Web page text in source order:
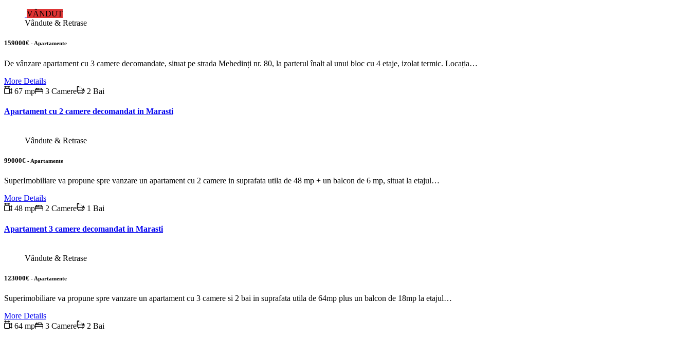
VÂNDUT
Vândute & Retrase
159000€ - Apartamente
De vânzare apartament cu 3 camere decomandate, situat pe strada Mehedinți nr. 80, la parterul înalt al unui bloc cu 4 etaje, izolat termic. Locația…
More Details
67 mp
3 Camere 2 Bai
Apartament cu 2 camere decomandat in Marasti
Vândute & Retrase
99000€ - Apartamente
SuperImobiliare va propune spre vanzare un apartament cu 2 camere in suprafata utila de 48 mp + un balcon de 6 mp, situat la etajul…
More Details
48 mp
2 Camere 1 Bai
Apartament 3 camere decomandat in Marasti
Vândute & Retrase
123000€ - Apartamente
Superimobiliare va propune spre vanzare un apartament cu 3 camere si 2 bai in suprafata utila de 64mp plus un balcon de 18mp la etajul…
More Details
64 mp
3 Camere 2 Bai